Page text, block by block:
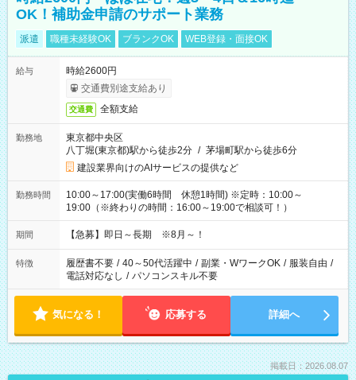
OK！補助金申請のサポート業務
派遣 職種未経験OK ブランクOK WEB登録・面接OK
給与
時給2600円
交通費別途支給あり
交通費 全額支給
勤務地
東京都中央区
八丁堀(東京都)駅から徒歩2分 / 茅場町駅から徒歩6分
建設業界向けのAIサービスの提供など
勤務時間
10:00～17:00(実働6時間 休憩1時間) ※定時：10:00～
19:00（※終わりの時間：16:00～19:00で相談可！）
期間 【急募】即日～長期 ※8月～！
特徴 履歴書不要 / 40～50代活躍中 / 副業・WワークOK / 服装自由 /
電話対応なし / パソコンスキル不要
気になる！ 応募する 詳細へ
掲載日：2026.08.07